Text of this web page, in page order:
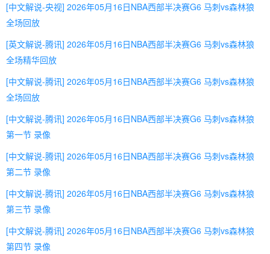
[中文解说-央视] 2026年05月16日NBA西部半决赛G6 马刺vs森林狼
全场回放
[英文解说-腾讯] 2026年05月16日NBA西部半决赛G6 马刺vs森林狼
全场精华回放
[中文解说-腾讯] 2026年05月16日NBA西部半决赛G6 马刺vs森林狼
全场回放
[中文解说-腾讯] 2026年05月16日NBA西部半决赛G6 马刺vs森林狼
第一节 录像
[中文解说-腾讯] 2026年05月16日NBA西部半决赛G6 马刺vs森林狼
第二节 录像
[中文解说-腾讯] 2026年05月16日NBA西部半决赛G6 马刺vs森林狼
第三节 录像
[中文解说-腾讯] 2026年05月16日NBA西部半决赛G6 马刺vs森林狼
第四节 录像